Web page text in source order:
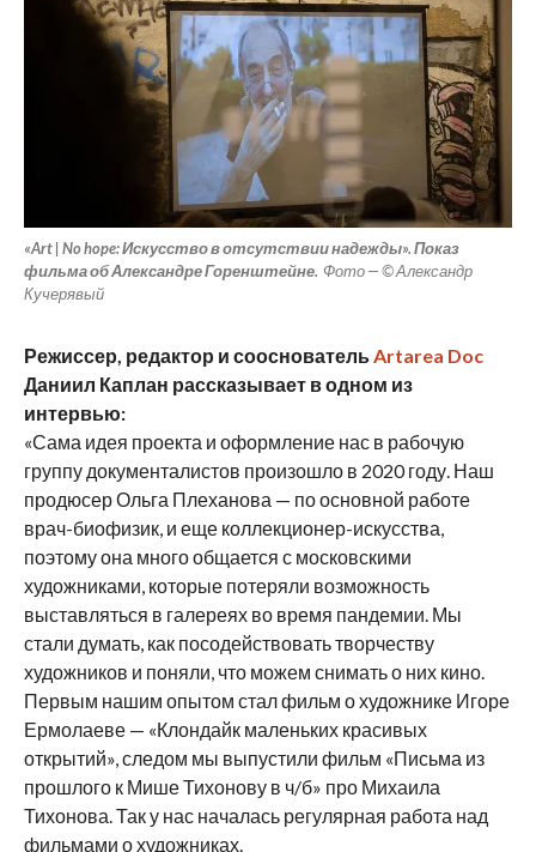
«Art | No hope: Искусство в отсутствии надежды». Показ
фильма об Александре Горенштейне. Фото — © Александр
Кучерявый
Режиссер, редактор и соосновательArtarea Doc
Даниил Каплан рассказывает в одном из
интервью:
«Сама идея проекта и оформление нас в рабочую
группу документалистов произошло в 2020 году. Наш
продюсер Ольга Плеханова — по основной работе
врач-биофизик, и еще коллекционер-искусства,
поэтому она много общается с московскими
художниками, которые потеряли возможность
выставляться в галереях во время пандемии. Мы
стали думать, как посодействовать творчеству
художников и поняли, что можем снимать о них кино.
Первым нашим опытом стал фильм о художнике Игоре
Ермолаеве — «Клондайк маленьких красивых
открытий», следом мы выпустили фильм «Письма из
прошлого к Мише Тихонову в ч/б» про Михаила
Тихонова. Так у нас началась регулярная работа над
фильмами о художниках.